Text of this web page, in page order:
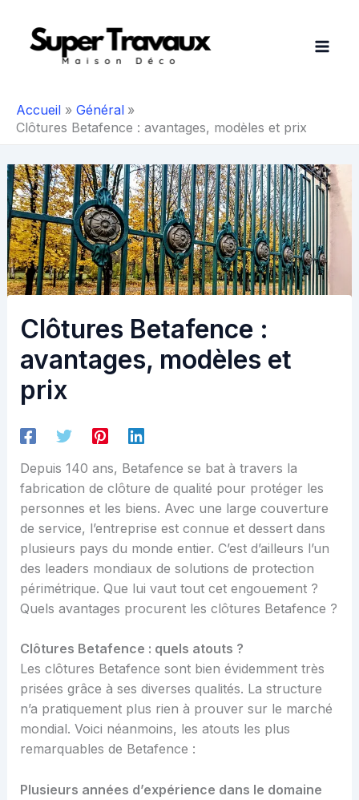
contenu
Accueil
Général
Clôtures Betafence : avantages, modèles et prix
Clôtures Betafence :
avantages, modèles et
prix
Depuis 140 ans, Betafence se bat à travers la
fabrication de clôture de qualité pour protéger les
personnes et les biens. Avec une large couverture
de service, l’entreprise est connue et dessert dans
plusieurs pays du monde entier. C’est d’ailleurs l’un
des leaders mondiaux de solutions de protection
périmétrique. Que lui vaut tout cet engouement ?
Quels avantages procurent les clôtures Betafence ?
Clôtures Betafence : quels atouts ?
Les clôtures Betafence sont bien évidemment très
prisées grâce à ses diverses qualités. La structure
n’a pratiquement plus rien à prouver sur le marché
mondial. Voici néanmoins, les atouts les plus
remarquables de Betafence :
Plusieurs années d’expérience dans le domaine